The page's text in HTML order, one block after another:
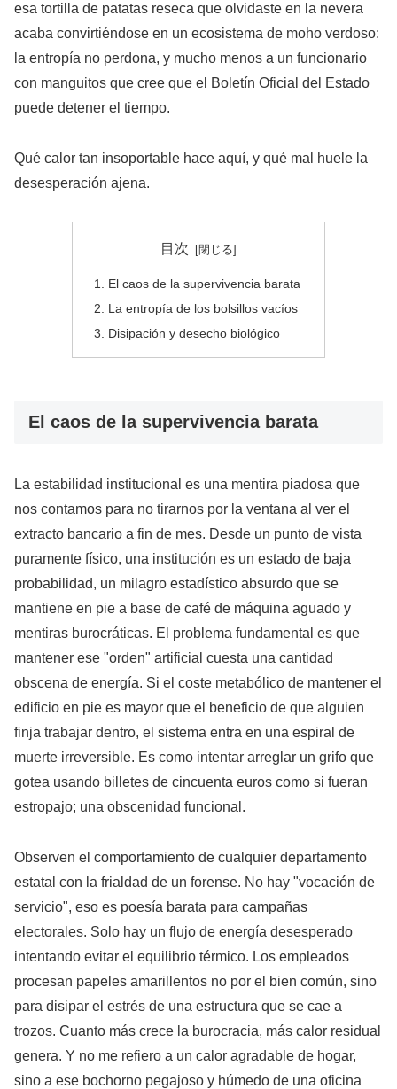
esa tortilla de patatas reseca que olvidaste en la nevera
acaba convirtiéndose en un ecosistema de moho verdoso:
la entropía no perdona, y mucho menos a un funcionario
con manguitos que cree que el Boletín Oficial del Estado
puede detener el tiempo.
Qué calor tan insoportable hace aquí, y qué mal huele la
desesperación ajena.
目次
El caos de la supervivencia barata
La entropía de los bolsillos vacíos
Disipación y desecho biológico
El caos de la supervivencia barata
La estabilidad institucional es una mentira piadosa que
nos contamos para no tirarnos por la ventana al ver el
extracto bancario a fin de mes. Desde un punto de vista
puramente físico, una institución es un estado de baja
probabilidad, un milagro estadístico absurdo que se
mantiene en pie a base de café de máquina aguado y
mentiras burocráticas. El problema fundamental es que
mantener ese "orden" artificial cuesta una cantidad
obscena de energía. Si el coste metabólico de mantener el
edificio en pie es mayor que el beneficio de que alguien
finja trabajar dentro, el sistema entra en una espiral de
muerte irreversible. Es como intentar arreglar un grifo que
gotea usando billetes de cincuenta euros como si fueran
estropajo; una obscenidad funcional.
Observen el comportamiento de cualquier departamento
estatal con la frialdad de un forense. No hay "vocación de
servicio", eso es poesía barata para campañas
electorales. Solo hay un flujo de energía desesperado
intentando evitar el equilibrio térmico. Los empleados
procesan papeles amarillentos no por el bien común, sino
para disipar el estrés de una estructura que se cae a
trozos. Cuanto más crece la burocracia, más calor residual
genera. Y no me refiero a un calor agradable de hogar,
sino a ese bochorno pegajoso y húmedo de una oficina